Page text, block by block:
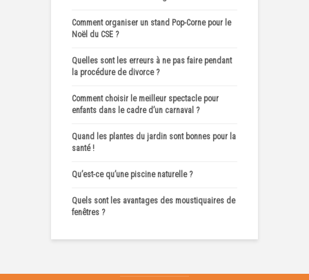
Comment organiser un stand Pop-Corne pour le
Noël du CSE ?
Quelles sont les erreurs à ne pas faire pendant
la procédure de divorce ?
Comment choisir le meilleur spectacle pour
enfants dans le cadre d’un carnaval ?
Quand les plantes du jardin sont bonnes pour la
santé !
Qu’est-ce qu’une piscine naturelle ?
Quels sont les avantages des moustiquaires de
fenêtres ?